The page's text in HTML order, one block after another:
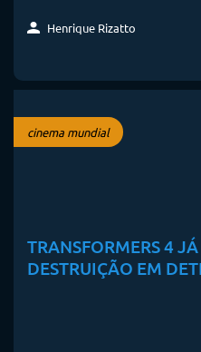
Henrique Rizatto
cinema mundial
TRANSFORMERS 4
DESTRUIÇÃO EM